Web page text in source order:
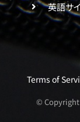
英語サ
Terms of
©